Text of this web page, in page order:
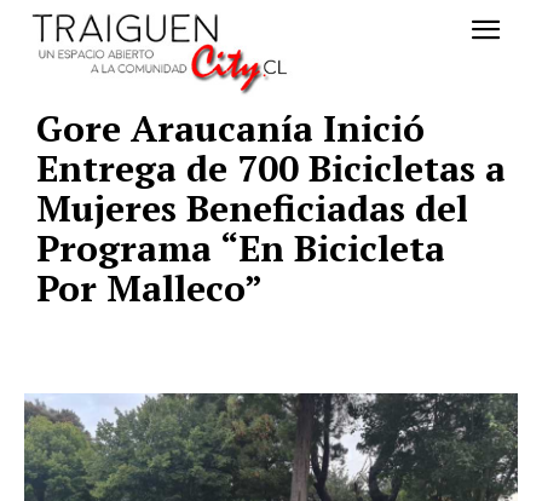
Gore Araucanía Inició
Entrega de 700 Bicicletas a
Mujeres Beneficiadas del
Programa “En Bicicleta
Por Malleco”